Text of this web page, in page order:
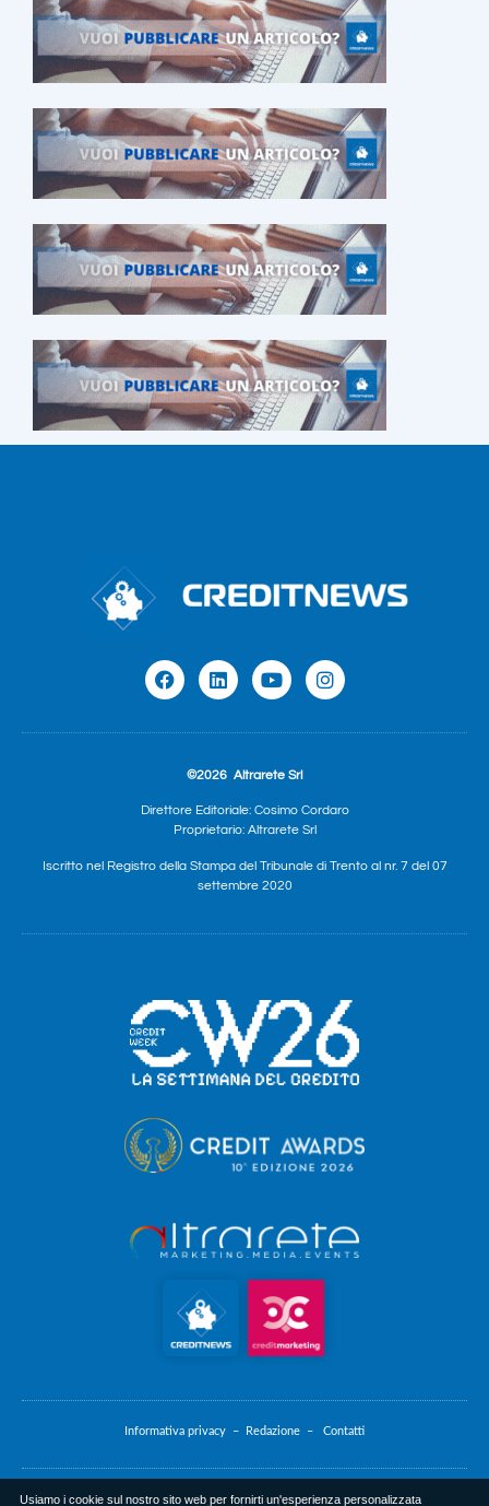
©2026 Altrarete Srl
Direttore Editoriale: Cosimo Cordaro
Proprietario: Altrarete Srl
Iscritto nel Registro della Stampa del Tribunale di Trento al nr. 7 del 07
settembre 2020
Informativa privacy – Redazione – Contatti
Usiamo i cookie sul nostro sito web per fornirti un'esperienza personalizzata